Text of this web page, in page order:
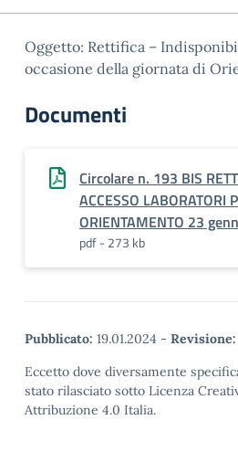
Oggetto: Rettifica –
occasione della giornata di
Documenti
Circolare n. 193 BIS
ACCESSO LABORATORI
ORIENTAMENTO 23
pdf - 273 kb
Pubblicato: 19.01.2024 - Revisione:
Eccetto dove diversamente
stato rilasciato sotto Licenza
Attribuzione 4.0 Italia.